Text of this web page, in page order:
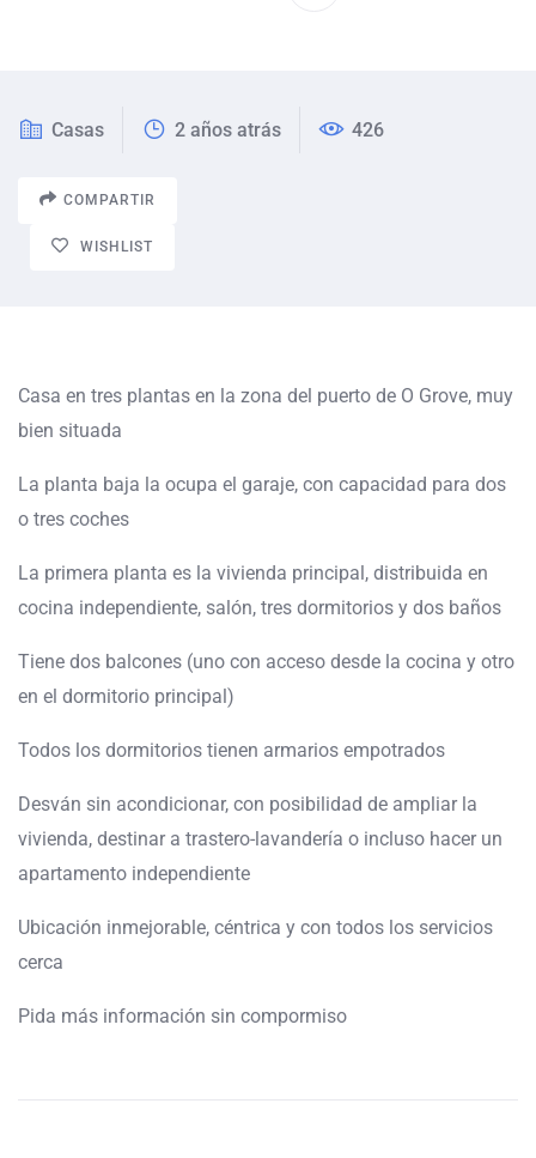
Casas 2 años atrás 426
COMPARTIR
WISHLIST
Casa en tres plantas en la zona del puerto de O Grove, muy
bien situada
La planta baja la ocupa el garaje, con capacidad para dos
o tres coches
La primera planta es la vivienda principal, distribuida en
cocina independiente, salón, tres dormitorios y dos baños
Tiene dos balcones (uno con acceso desde la cocina y otro
en el dormitorio principal)
Todos los dormitorios tienen armarios empotrados
Desván sin acondicionar, con posibilidad de ampliar la
vivienda, destinar a trastero-lavandería o incluso hacer un
apartamento independiente
Ubicación inmejorable, céntrica y con todos los servicios
cerca
Pida más información sin compormiso